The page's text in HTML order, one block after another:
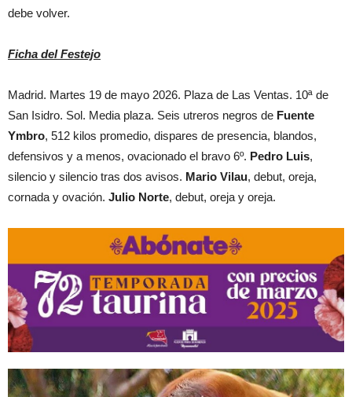
debe volver.
Ficha del Festejo
Madrid. Martes 19 de mayo 2026. Plaza de Las Ventas. 10ª de
San Isidro. Sol. Media plaza. Seis utreros negros de Fuente
Ymbro, 512 kilos promedio, dispares de presencia, blandos,
defensivos y a menos, ovacionado el bravo 6º. Pedro Luis,
silencio y silencio tras dos avisos. Mario Vilau, debut, oreja,
cornada y ovación. Julio Norte, debut, oreja y oreja.